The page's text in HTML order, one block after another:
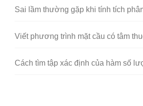
Sai lầm thường gặp khi tính tích
Viết phương trình mặt cầu có tâm
Cách tìm tập xác định của hàm số